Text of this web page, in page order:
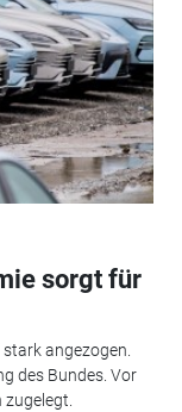
sorgt für
angezogen.
des Bundes. Vor
zugelegt.